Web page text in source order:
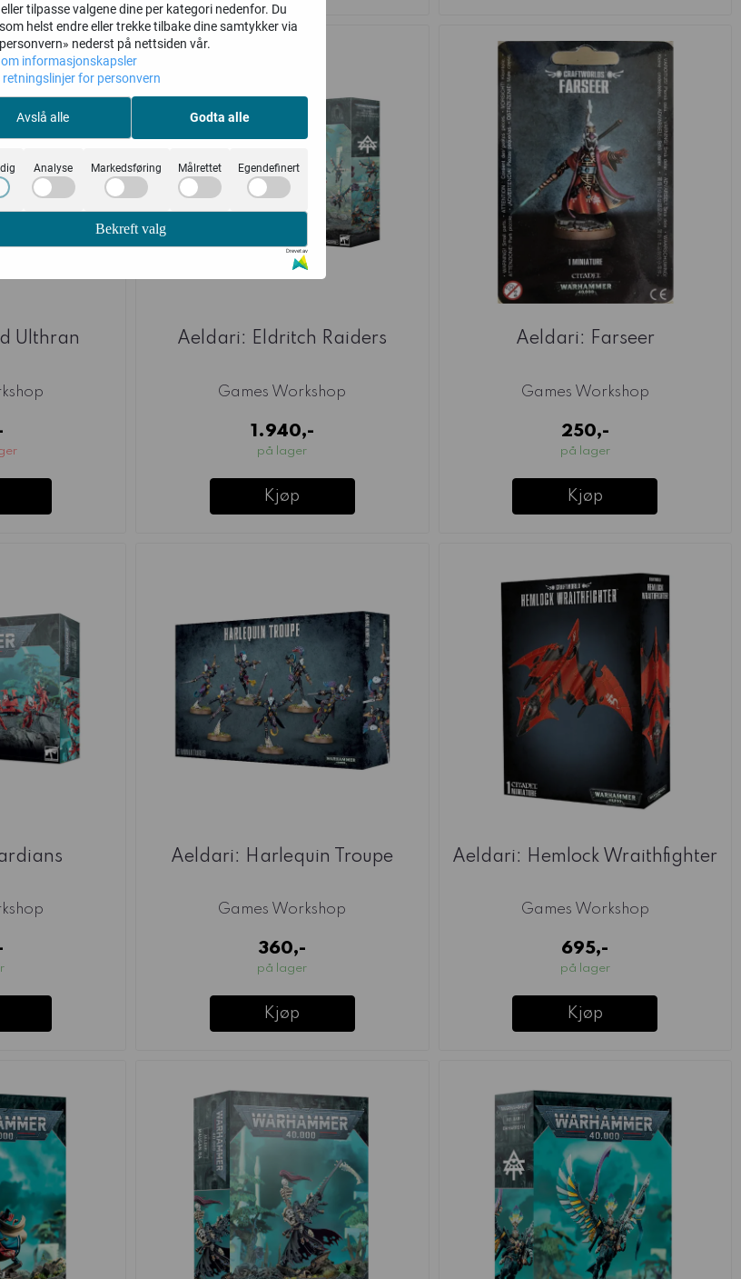
Ulthran Aeldari: Eldritch Raiders
Games Workshop
1.940,-
på lager
Kjøp
Aeldari: Farseer
Games Workshop
250,-
på lager
Kjøp
Aeldari: Harlequin Troupe
Games Workshop
360,-
på lager
Kjøp
Aeldari: Hemlock Wraithfighter
Games Workshop
695,-
på lager
Kjøp
tilpasse valgene dine per kategori nedenfor. Du
helst endre eller trekke tilbake dine samtykker via
nederst på nettsiden vår.
om informasjonskapsler
retningslinjer for personvern
Avslå alle Godta alle
Analyse Markedsføring Målrettet Egendefinert
Bekreft valg
Drevet av